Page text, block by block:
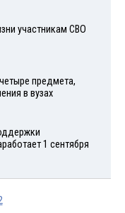
участникам СВО
предмета,
в вузах
1 сентября